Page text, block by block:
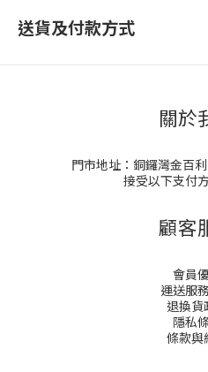
送貨及付款方式
關於
門市地址：銅鑼灣金百
接受以下支付
顧客
會員
運送服
退換貨
隱私
條款與